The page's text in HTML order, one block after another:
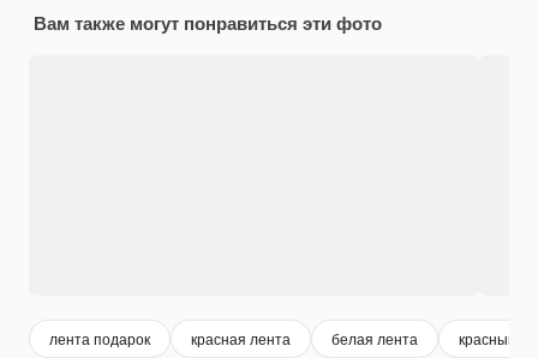
Вам также могут понравиться эти фото
лента подарок красная лента белая лента красный